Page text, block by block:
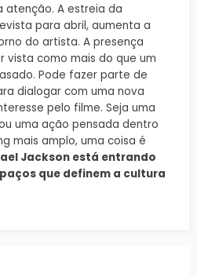
atenção. A estreia da
para abril, aumenta a
do artista. A presença
vista como mais do que um
Pode fazer parte de
dialogar com uma nova
pelo filme. Seja uma
uma ação pensada dentro
mais amplo, uma coisa é
Jackson está entrando
que definem a cultura